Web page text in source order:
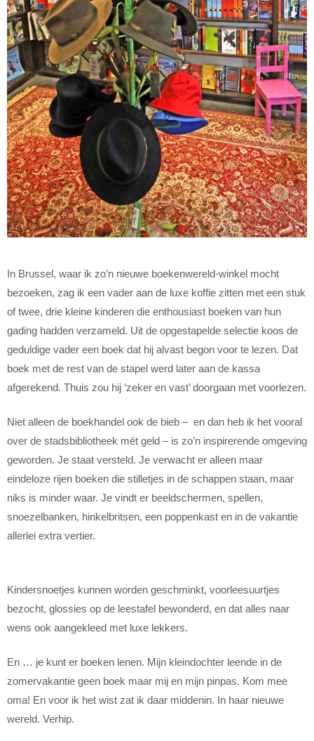
In Brussel, waar ik zo’n nieuwe boekenwereld-winkel mocht
bezoeken, zag ik een vader aan de luxe koffie zitten met een stuk
of twee, drie kleine kinderen die enthousiast boeken van hun
gading hadden verzameld. Uit de opgestapelde selectie koos de
geduldige vader een boek dat hij alvast begon voor te lezen. Dat
boek met de rest van de stapel werd later aan de kassa
afgerekend. Thuis zou hij ‘zeker en vast’ doorgaan met voorlezen.
Niet alleen de boekhandel ook de bieb – en dan heb ik het vooral
over de stadsbibliotheek mét geld – is zo’n inspirerende omgeving
geworden. Je staat versteld. Je verwacht er alleen maar
eindeloze rijen boeken die stilletjes in de schappen staan, maar
niks is minder waar. Je vindt er beeldschermen, spellen,
snoezelbanken, hinkelbritsen, een poppenkast en in de vakantie
allerlei extra vertier.
Kindersnoetjes kunnen worden geschminkt, voorleesuurtjes
bezocht, glossies op de leestafel bewonderd, en dat alles naar
wens ook aangekleed met luxe lekkers.
En … je kunt er boeken lenen. Mijn kleindochter leende in de
zomervakantie geen boek maar mij en mijn pinpas. Kom mee
oma! En voor ik het wist zat ik daar middenin. In haar nieuwe
wereld. Verhip.